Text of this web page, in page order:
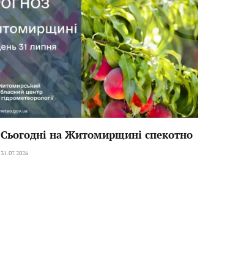
Сьогодні на Житомирщині спекотно
31.07.2026